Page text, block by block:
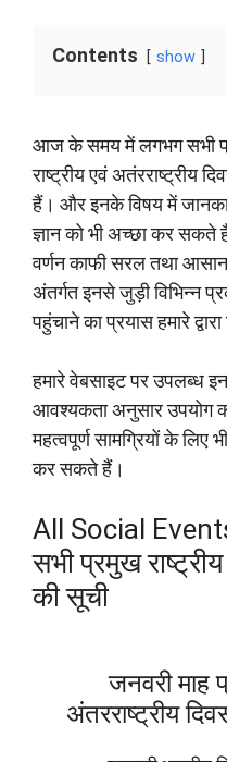
Contents show
आज के समय में लगभग सभी
राष्ट्रीय एवं अतंरराष्ट्रीय
हैं। और इनके विषय में
ज्ञान को भी अच्छा कर सकते
वर्णन काफी सरल तथा
अंतर्गत इनसे जुड़ी विभिन्न
पहुंचाने का प्रयास हमारे
हमारे वेबसाइट पर उपलब्ध
आवश्यकता अनुसार उपयोग
महत्वपूर्ण सामग्रियों के लिए
कर सकते हैं।
All Social
सभी प्रमुख
की सूची
जनवरी माह
अंतरराष्ट्रीय